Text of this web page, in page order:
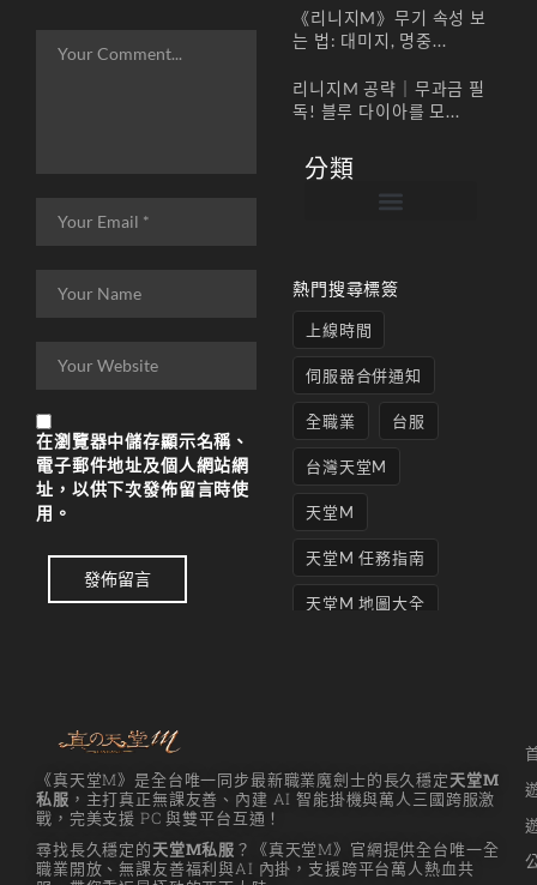
在瀏覽器中儲存顯示名稱、
電子郵件地址及個人網站網
址，以供下次發佈留言時使
用。
發佈留言
《리니지M》무기 속성 보
는 법: 대미지, 명중...
리니지M 공략｜무과금 필
독! 블루 다이아를 모...
分類
熱門搜尋標簽
上線時間
伺服器合併通知
全職業 台服
台灣天堂M
天堂M
天堂M 任務指南
天堂M 地圖大全
天堂M攻略
天堂M私服上線
《真天堂M》是全台唯一同步最新職業魔劍士的長久穩定天堂M
私服 ，主打真正無課友善、內建 AI 智能掛機與萬人三國跨服激
戰，完美支援 PC 與雙平台互通！
尋找長久穩定的天堂M私服 ？《真天堂M》官網提供全台唯一全
職業開放、無課友善福利與AI 內掛，支援跨平台萬人熱血共